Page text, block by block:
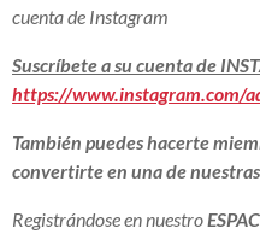
cuenta de Instagram
Suscríbete a su cuenta de
https://www.instagram.com/
También puedes hacerte
convertirte en una de
Registrándose en nuestro